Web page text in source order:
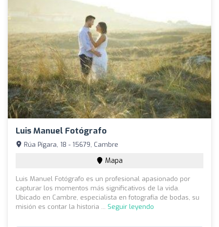
Luis Manuel Fotógrafo
Rúa Pígara, 18 - 15679, Cambre
Mapa
Luis Manuel Fotógrafo es un profesional apasionado por
capturar los momentos más significativos de la vida.
Ubicado en Cambre, especialista en fotografía de bodas, su
misión es contar la historia ... Seguir leyendo